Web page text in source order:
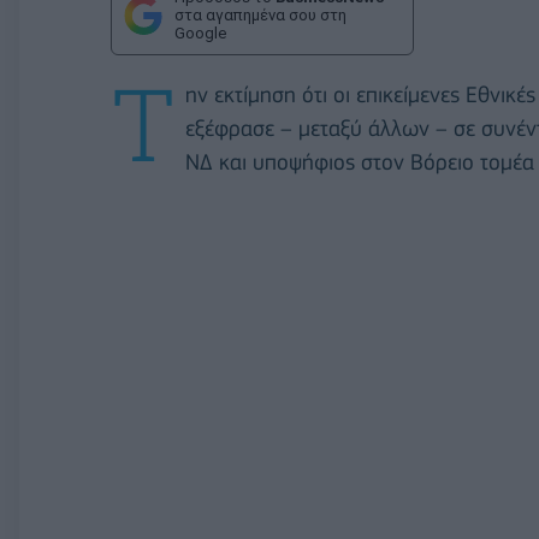
στα αγαπημένα σου στη
Google
Τ ην εκτίμηση ότι οι επικείμενες
εξέφρασε – μεταξύ άλλων – σε
ΝΔ και υποψήφιος στον Βόρειο